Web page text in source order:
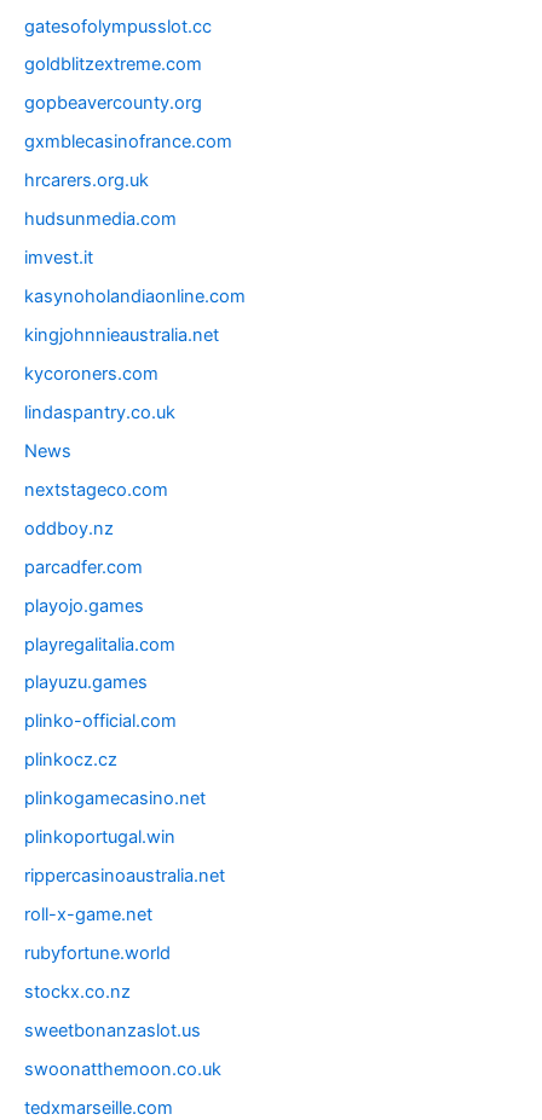
gatesofolympusslot.cc
goldblitzextreme.com
gopbeavercounty.org
gxmblecasinofrance.com
hrcarers.org.uk
hudsunmedia.com
imvest.it
kasynoholandiaonline.com
kingjohnnieaustralia.net
kycoroners.com
lindaspantry.co.uk
News
nextstageco.com
oddboy.nz
parcadfer.com
playojo.games
playregalitalia.com
playuzu.games
plinko-official.com
plinkocz.cz
plinkogamecasino.net
plinkoportugal.win
rippercasinoaustralia.net
roll-x-game.net
rubyfortune.world
stockx.co.nz
sweetbonanzaslot.us
swoonatthemoon.co.uk
tedxmarseille.com